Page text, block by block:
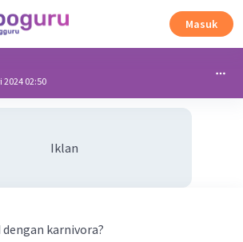
Masuk
02:50
Iklan
karnivora?